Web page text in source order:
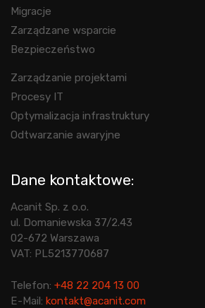
Migracje
Zarządzane wsparcie
Bezpieczeństwo
Zarządzanie projektami
Procesy IT
Optymalizacja infrastruktury
Odtwarzanie awaryjne
Dane kontaktowe:
Acanit Sp. z o.o.
ul. Domaniewska 37/2.43
02-672 Warszawa
VAT: PL5213770687
Telefon: +48 22 204 13 00
E-Mail: kontakt@acanit.com